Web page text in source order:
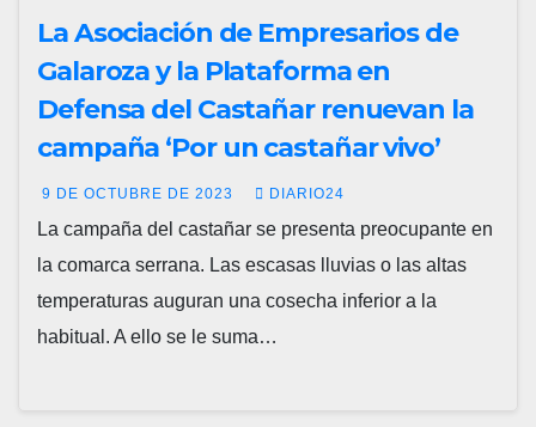
La Asociación de Empresarios de
Galaroza y la Plataforma en
Defensa del Castañar renuevan la
campaña ‘Por un castañar vivo’
9 DE OCTUBRE DE 2023 DIARIO24
La campaña del castañar se presenta preocupante en
la comarca serrana. Las escasas lluvias o las altas
temperaturas auguran una cosecha inferior a la
habitual. A ello se le suma…